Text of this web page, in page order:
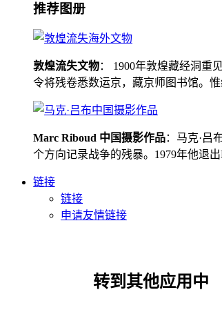
推荐图册
敦煌流失文物： 1900年敦煌藏经洞重
令将残卷悉数运京，藏京师图书馆。
Marc Riboud 中国摄影作品：马克·吕
个方向记录战争的残暴。1979年他退
链接
链接
申请友情链接
转到其他应用中